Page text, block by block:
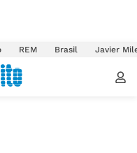
REM Brasil Javier